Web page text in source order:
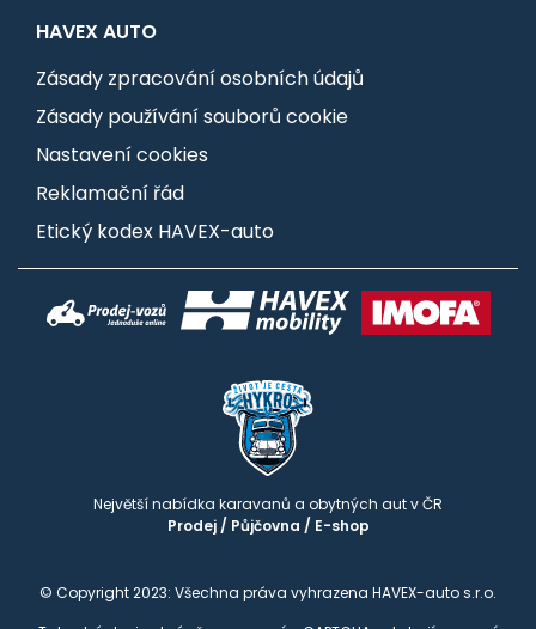
HAVEX AUTO
Zásady zpracování osobních údajů
Zásady používání souborů cookie
Nastavení cookies
Reklamační řád
Etický kodex HAVEX-auto
Největší nabídka karavanů a obytných aut v ČR
Prodej/ Půjčovna / E-shop
© Copyright 2023: Všechna práva vyhrazena HAVEX-auto s.r.o.